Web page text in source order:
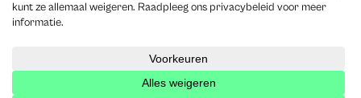
2023 Jubel – Webdesign byWisemen
Clause de non responsabilite–